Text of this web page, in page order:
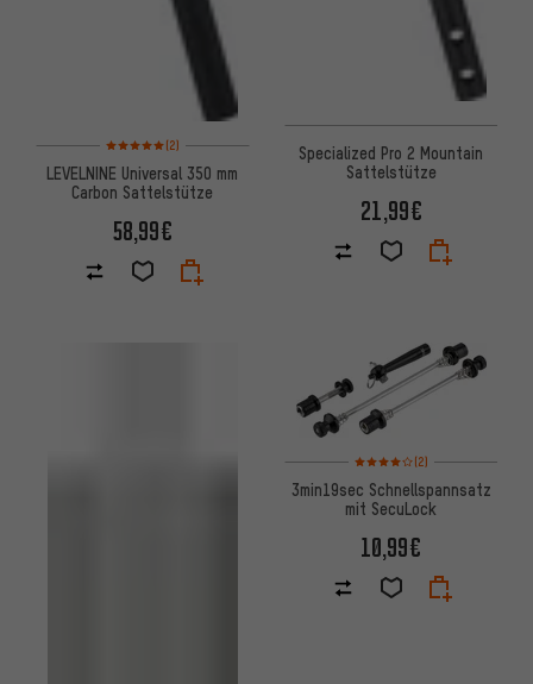
Bewertungen: 5 von 5 basierend auf 2 Bewertungen
(2)
LEVELNINE Universal 350 mm
Carbon Sattelstütze
58,99€
Specialized Pro 2 Mountain
Sattelstütze
21,99€
Bewertungen: 4 von 5
(2)
3min19sec Schnellspannsatz
mit SecuLock
10,99€